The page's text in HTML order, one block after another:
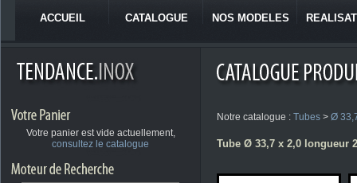
ACCUEIL CATALOGUE NOS MODELES
Votre panier est vide actuellement,
consultez le catalogue
Notre catalogue : Tubes > Ø
Tube Ø 33,7 x 2,0 longueur